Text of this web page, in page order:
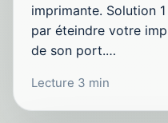
imprimante. Solution
par éteindre votre
de son port.…
Lecture 3 min